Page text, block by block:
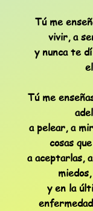
Tú me
vivir, a
y nunca te
Tú me
a pelear, a
cosas
a aceptarlas,
y en la